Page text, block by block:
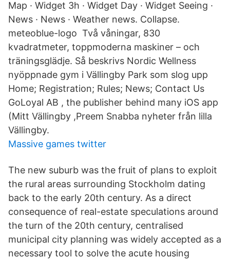
Map · Widget 3h · Widget Day · Widget Seeing ·
News · News · Weather news. Collapse.
meteoblue-logo Två våningar, 830
kvadratmeter, toppmoderna maskiner – och
träningsglädje. Så beskrivs Nordic Wellness
nyöppnade gym i Vällingby Park som slog upp
Home; Registration; Rules; News; Contact Us
GoLoyal AB , the publisher behind many iOS app
(Mitt Vällingby ,Preem Snabba nyheter från lilla
Vällingby.
Massive games twitter
The new suburb was the fruit of plans to exploit
the rural areas surrounding Stockholm dating
back to the early 20th century. As a direct
consequence of real-estate speculations around
the turn of the 20th century, centralised
municipal city planning was widely accepted as a
necessary tool to solve the acute housing